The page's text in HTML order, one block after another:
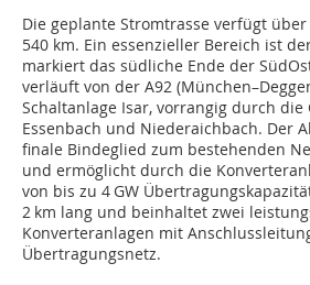
Die geplante Stromtrasse verfügt
540 km. Ein essenzieller Bereich ist
markiert das südliche Ende der
verläuft von der A92
Schaltanlage Isar, vorrangig durch die
Essenbach und Niederaichbach. Der
finale Bindeglied zum bestehenden
und ermöglicht durch die
von bis zu 4 GW
2 km lang und beinhaltet zwei
Konverteranlagen mit
Übertragungsnetz.